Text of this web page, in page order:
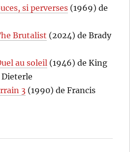
si perverses (1969) de
Brutalist (2024) de Brady
au soleil (1946) de King
3 (1990) de Francis